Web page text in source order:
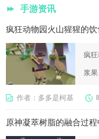
手游资讯
疯狂动物园火山猩猩的
疯
浆
作者：多多是柯基
原神凝萃树脂的融合过